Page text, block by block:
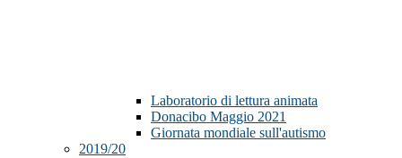
Laboratorio di lettura animata
Donacibo Maggio 2021
Giornata mondiale sull'autismo
2019/20